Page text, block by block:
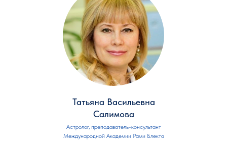
Татьяна Васильевна
Салимова
Астролог, преподаватель-консультант
Международной Академии Рами Блекта